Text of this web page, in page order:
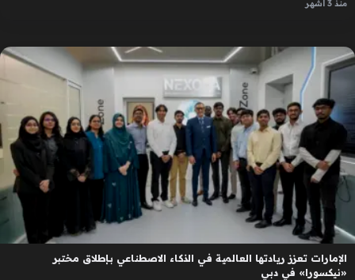
منذ 3 أشهر
الإمارات تعزز ريادتها العالمية في الذكاء الاصطناعي بإطلاق مختبر
«نيكسورا» في دبي